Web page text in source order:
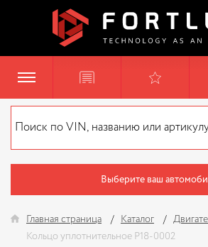
Выберите ваш
Главная страница Каталог
Кольцо уплотнительное P18-0002